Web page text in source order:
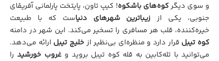
و سوی دیگرکوه‌های باشکوه! کیپ تاون، پایتخت پارلمانی آفریقای
جنوبی، یکی از زیباترین شهرهای دنیاست که با طبیعت
خیره‌کننده، قلب هر مسافری را تسخیر می‌کند. این شهر در دامنه
کوه تیبل قرار دارد و منظره‌ای بی‌نظیر ازخلیج تیبل ارائه می‌دهد.
می‌توانید با تله‌کابین به قله کوه تیبل بروید وغروب خورشیدرا